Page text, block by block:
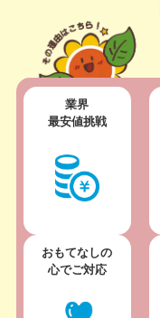
業界
最安値挑戦
おもてなしの
心でご対応